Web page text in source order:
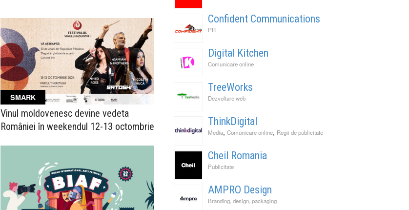
SMARK
Vinul moldovenesc devine vedeta
României în weekendul 12-13 octombrie
Confident Communications
PR
Digital Kitchen
Comunicare online
TreeWorks
Dezvoltare web
ThinkDigital
Media, Comunicare online, Regii de publicitate
Cheil Romania
Publicitate
AMPRO Design
Branding, design, packaging